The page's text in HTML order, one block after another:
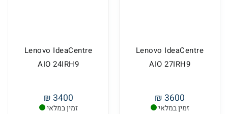
זמין במלאי
Lenovo IdeaCentre
AIO 27IRH9
3600 ₪
זמין במלאי
Lenovo IdeaCentre
AIO 24IRH9
3400 ₪